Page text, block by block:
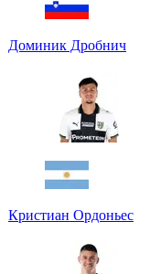
Доминик Дробнич
Кристиан Ордоньес